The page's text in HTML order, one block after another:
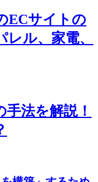
ECサイトの
ル、家電、
法を解説！